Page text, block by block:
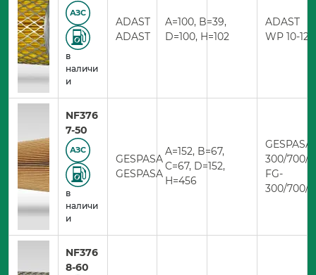
АЗС
в
наличи
и
ADAST
ADAST
A=100, B=39,
D=100, H=102
ADAST
WP 10-12-
NF376
7-50
АЗС
в
наличи
и
GESPASA
GESPASA
A=152, B=67,
C=67, D=152,
H=456
GESPASA
300/700/
FG-
300/700/
NF376
8-60